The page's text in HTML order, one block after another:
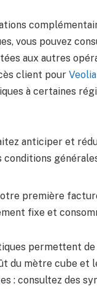
vous pouvez
aux autres
client pour Veolia
à certaines
anticiper et
conditions
première
fixe et
permettent
du mètre cube et
: consultez des